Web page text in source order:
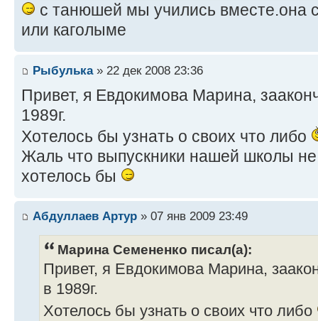
с танюшей мы учились вместе.она
или каголыме
Рыбулька» 22 дек 2008 23:36
Привет, я Евдокимова Марина,
1989г.
Хотелось бы узнать о своих что либо
Жаль что выпускники нашей школы не
хотелось бы
Абдуллаев Артур » 07 янв 2009 23:49
Марина Семененко писал(а):
Привет, я Евдокимова Марина,
в 1989г.
Хотелось бы узнать о своих что либо